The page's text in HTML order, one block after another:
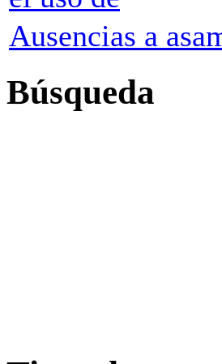
Ausencias a
Búsqueda